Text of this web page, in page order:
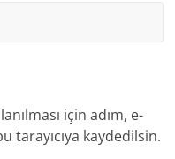
için adım, e-
tarayıcıya kaydedilsin.